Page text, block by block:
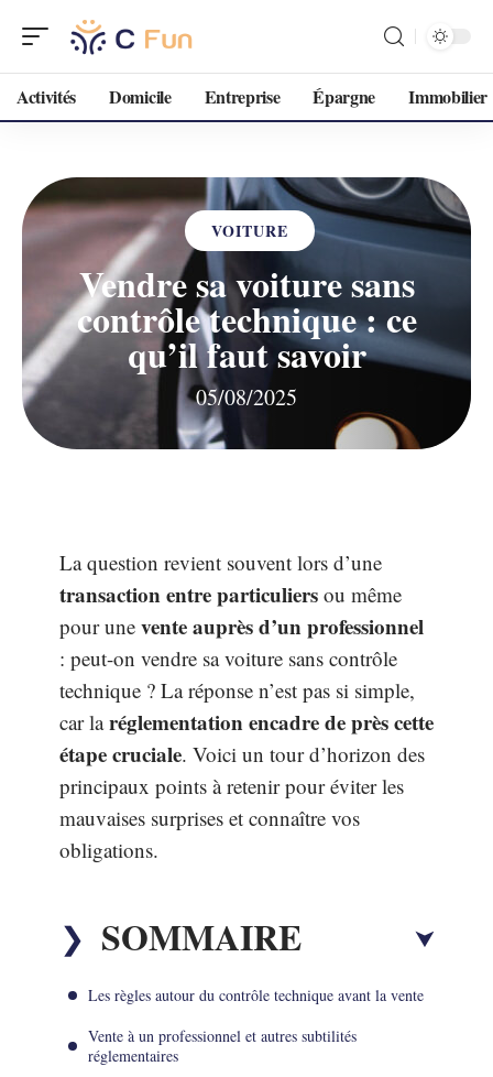
Activités Domicile Entreprise Épargne Immobilier
VOITURE
Vendre sa voiture sans
contrôle technique : ce
qu’il faut savoir
05/08/2025
La question revient souvent lors d’une
transaction entre particuliers ou même
pour une vente auprès d’un professionnel
: peut-on vendre sa voiture sans contrôle
technique ? La réponse n’est pas si simple,
car laréglementation encadre de près cette
étape cruciale. Voici un tour d’horizon des
principaux points à retenir pour éviter les
mauvaises surprises et connaître vos
obligations.
SOMMAIRE
Les règles autour du contrôle technique avant la vente
Vente à un professionnel et autres subtilités
réglementaires